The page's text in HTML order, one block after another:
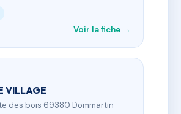
Voir la fiche →
VILLAGE
des bois 69380 Dommartin